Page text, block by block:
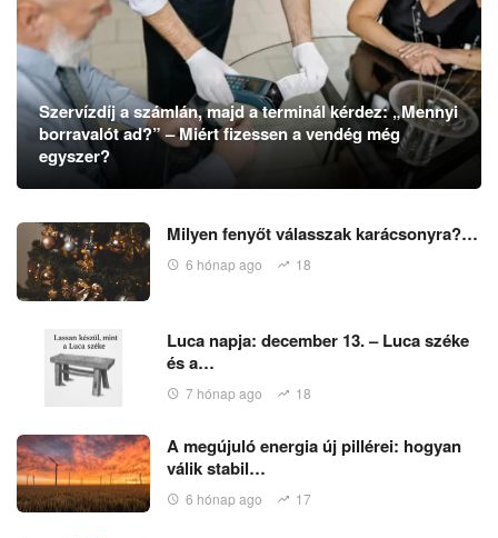
Szervízdíj a számlán, majd a terminál kérdez: „Mennyi
borravalót ad?” – Miért fizessen a vendég még
egyszer?
Milyen fenyőt válasszak karácsonyra?…
6 hónap ago 18
Luca napja: december 13. – Luca széke
és a…
7 hónap ago 18
A megújuló energia új pillérei: hogyan
válik stabil…
6 hónap ago 17